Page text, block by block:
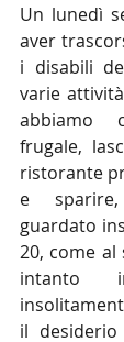
Un lunedì
aver
i disabili
varie
abbiamo
frugale,
ristorante
e
guardato
20, come al
intanto
il